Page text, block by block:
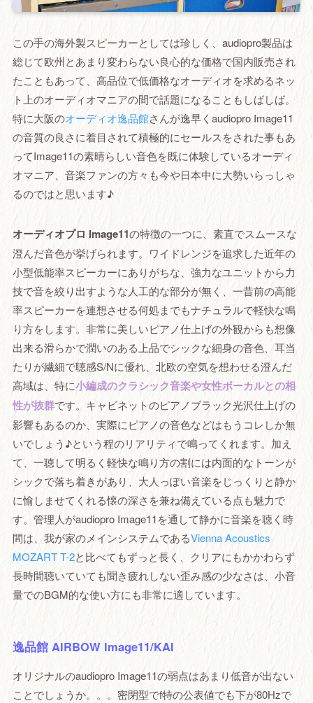
この手の海外製スピーカーとしては珍しく、audiopro製品は
総じて欧州とあまり変わらない良心的な価格で国内販売され
たこともあって、高品位で低価格なオーディオを求めるネッ
ト上のオーディオマニアの間で話題になることもしばしば。
特に大阪のオーディオ逸品館さんが逸早くaudiopro Image11
の音質の良さに着目されて積極的にセールスをされた事もあ
ってImage11の素晴らしい音色を既に体験しているオーディ
オマニア、音楽ファンの方々も今や日本中に大勢いらっしゃ
るのではと思います♪
オーディオプロ Image11の特徴の一つに、素直でスムースな
澄んだ音色が挙げられます。ワイドレンジを追求した近年の
小型低能率スピーカーにありがちな、強力なユニットから力
技で音を絞り出すような人工的な部分が無く、一昔前の高能
率スピーカーを連想させる何処までもナチュラルで軽快な鳴
り方をします。非常に美しいピアノ仕上げの外観からも想像
出来る滑らかで潤いのある上品でシックな細身の音色、耳当
たりが繊細で聴感S/Nに優れ、北欧の空気を想わせる澄んだ
高域は、特に小編成のクラシック音楽や女性ボーカルとの相
性が抜群です。キャビネットのピアノブラック光沢仕上げの
影響もあるのか、実際にピアノの音色などはもうコレしか無
いでしょう♪という程のリアリティで鳴ってくれます。加え
て、一聴して明るく軽快な鳴り方の割には内面的なトーンが
シックで落ち着きがあり、大人っぽい音楽をじっくりと静か
に愉しませてくれる懐の深さを兼ね備えている点も魅力で
す。管理人がaudiopro Image11を通して静かに音楽を聴く時
間は、我が家のメインシステムであるVienna Acoustics
MOZART T-2と比べてもずっと長く、クリアにもかかわらず
長時間聴いていても聞き疲れしない歪み感の少なさは、小音
量でのBGM的な使い方にも非常に適しています。
逸品館 AIRBOW Image11/KAI
オリジナルのaudiopro Image11の弱点はあまり低音が出ない
ことでしょうか。。。密閉型でf特の公表値でも下が80Hzで